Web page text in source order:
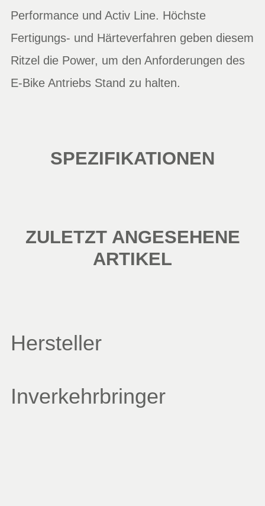
Performance und Activ Line. Höchste
Fertigungs- und Härteverfahren geben diesem
Ritzel die Power, um den Anforderungen des
E-Bike Antriebs Stand zu halten.
SPEZIFIKATIONEN
ZULETZT ANGESEHENE
ARTIKEL
Hersteller
Inverkehrbringer